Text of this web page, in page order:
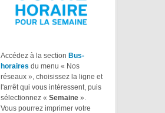
Accédez à la section Bus-
horaires du menu « Nos
réseaux », choisissez la ligne et
l'arrêt qui vous intéressent, puis
sélectionnez « Semaine ».
Vous pourrez imprimer votre